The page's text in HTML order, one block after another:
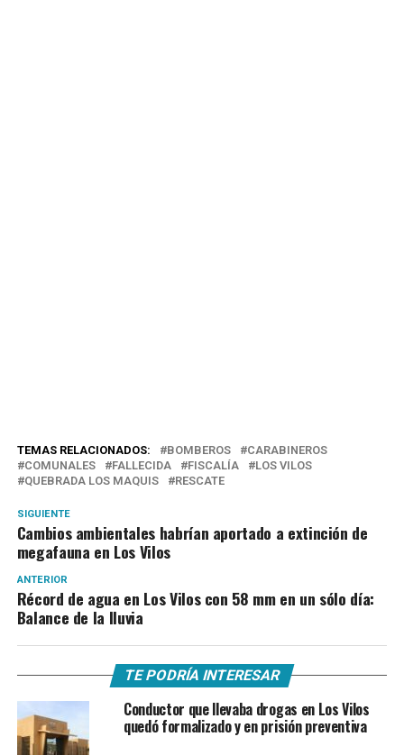
TEMAS RELACIONADOS: BOMBEROS
CARABINEROS
COMUNALES
FALLECIDA FISCALÍA
LOS VILOS
QUEBRADA LOS MAQUIS
RESCATE
SIGUIENTE
Cambios ambientales habrían aportado a extinción de
megafauna en Los Vilos
ANTERIOR
Récord de agua en Los Vilos con 58 mm en un sólo día:
Balance de la lluvia
TE PODRÍA INTERESAR
Conductor que llevaba drogas en Los Vilos
quedó formalizado y en prisión preventiva